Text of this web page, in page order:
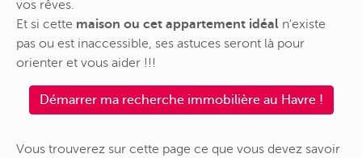
vos rêves.
Et si cette maison ou cet appartement idéal n'existe
pas ou est inaccessible, ses astuces seront là pour
orienter et vous aider !!!
Démarrer ma recherche immobilière au Havre !
Vous trouverez sur cette page ce que vous devez savoir